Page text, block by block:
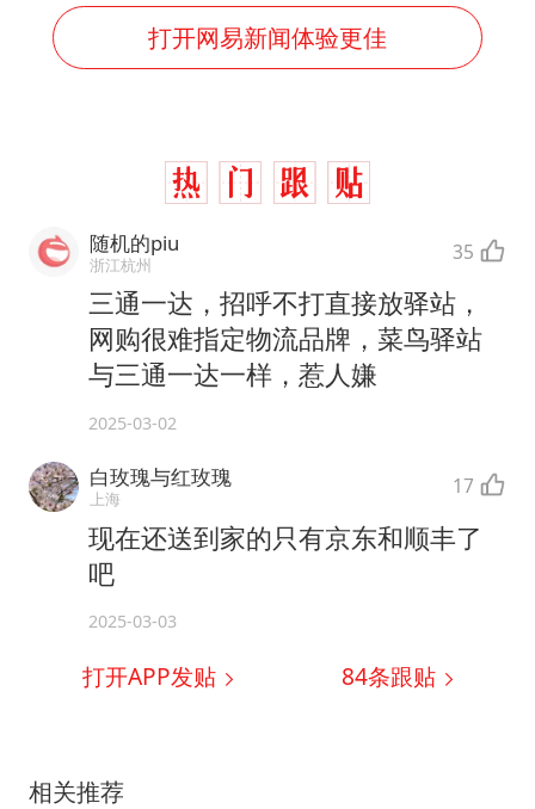
打开网易新闻体验更佳
随机的piu
浙江杭州 35
三通一达，招呼不打直接放驿站，
网购很难指定物流品牌，菜鸟驿站
与三通一达一样，惹人嫌
2025-03-02
白玫瑰与红玫瑰
上海 17
现在还送到家的只有京东和顺丰了
吧
2025-03-03
打开APP发贴 84条跟贴
相关推荐